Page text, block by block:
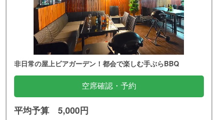
非日常の屋上ビアガーデン！都会で楽しむ手ぶらBBQ
空席確認・予約
平均予算 5,000円